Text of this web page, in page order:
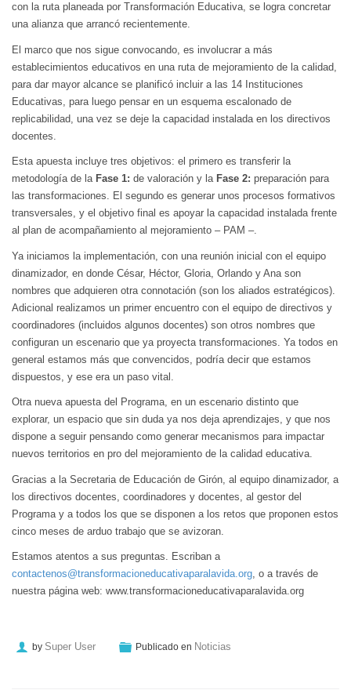
con la ruta planeada por Transformación Educativa, se logra concretar
una alianza que arrancó recientemente.
El marco que nos sigue convocando, es involucrar a más
establecimientos educativos en una ruta de mejoramiento de la calidad,
para dar mayor alcance se planificó incluir a las 14 Instituciones
Educativas, para luego pensar en un esquema escalonado de
replicabilidad, una vez se deje la capacidad instalada en los directivos
docentes.
Esta apuesta incluye tres objetivos: el primero es transferir la
metodología de la Fase 1: de valoración y la Fase 2: preparación para
las transformaciones. El segundo es generar unos procesos formativos
transversales, y el objetivo final es apoyar la capacidad instalada frente
al plan de acompañamiento al mejoramiento – PAM –.
Ya iniciamos la implementación, con una reunión inicial con el equipo
dinamizador, en donde César, Héctor, Gloria, Orlando y Ana son
nombres que adquieren otra connotación (son los aliados estratégicos).
Adicional realizamos un primer encuentro con el equipo de directivos y
coordinadores (incluidos algunos docentes) son otros nombres que
configuran un escenario que ya proyecta transformaciones. Ya todos en
general estamos más que convencidos, podría decir que estamos
dispuestos, y ese era un paso vital.
Otra nueva apuesta del Programa, en un escenario distinto que
explorar, un espacio que sin duda ya nos deja aprendizajes, y que nos
dispone a seguir pensando como generar mecanismos para impactar
nuevos territorios en pro del mejoramiento de la calidad educativa.
Gracias a la Secretaria de Educación de Girón, al equipo dinamizador, a
los directivos docentes, coordinadores y docentes, al gestor del
Programa y a todos los que se disponen a los retos que proponen estos
cinco meses de arduo trabajo que se avizoran.
Estamos atentos a sus preguntas. Escriban a
contactenos@transformacioneducativaparalavida.org, o a través de
nuestra página web: www.transformacioneducativaparalavida.org
by Super User Publicado en Noticias